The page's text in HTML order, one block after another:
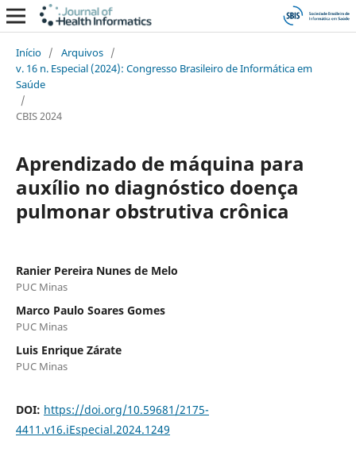
Início / Arquivos /
v. 16 n. Especial (2024): Congresso Brasileiro de Informática em
Saúde
/
CBIS 2024
Aprendizado de máquina para
auxílio no diagnóstico doença
pulmonar obstrutiva crônica
Ranier Pereira Nunes de Melo
PUC Minas
Marco Paulo Soares Gomes
PUC Minas
Luis Enrique Zárate
PUC Minas
DOI: https://doi.org/10.59681/2175-
4411.v16.iEspecial.2024.1249